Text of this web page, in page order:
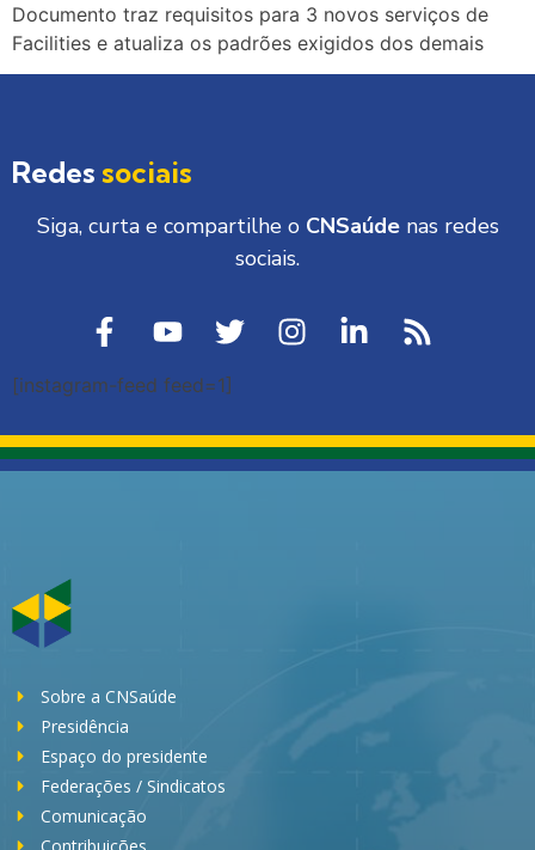
Documento traz requisitos para 3 novos serviços de
Facilities e atualiza os padrões exigidos dos demais
Redes sociais
Siga, curta e compartilhe o CNSaúdenas redes
sociais.
[instagram-feed feed=1]
Sobre a CNSaúde
Presidência
Espaço do presidente
Federações / Sindicatos
Comunicação